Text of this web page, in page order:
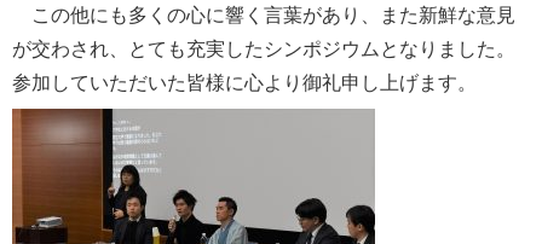
この他にも多くの心に響く言葉があり、また新鮮な意見
が交わされ、とても充実したシンポジウムとなりました。
参加していただいた皆様に心より御礼申し上げます。